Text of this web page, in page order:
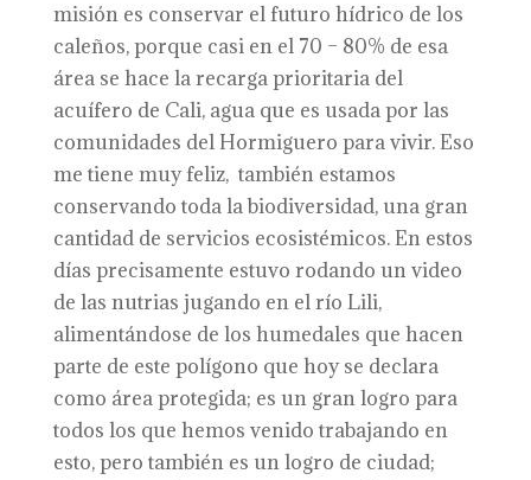
misión es conservar el futuro hídrico de los
caleños, porque casi en el 70 – 80% de esa
área se hace la recarga prioritaria del
acuífero de Cali, agua que es usada por las
comunidades del Hormiguero para vivir. Eso
me tiene muy feliz, también estamos
conservando toda la biodiversidad, una gran
cantidad de servicios ecosistémicos. En estos
días precisamente estuvo rodando un video
de las nutrias jugando en el río Lili,
alimentándose de los humedales que hacen
parte de este polígono que hoy se declara
como área protegida; es un gran logro para
todos los que hemos venido trabajando en
esto, pero también es un logro de ciudad;